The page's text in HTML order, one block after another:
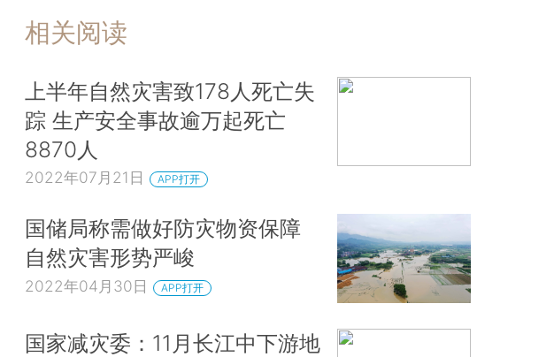
相关阅读
上半年自然灾害致178人死亡失
踪 生产安全事故逾万起死亡
8870人
2022年07月21日 APP打开
国储局称需做好防灾物资保障
自然灾害形势严峻
2022年04月30日 APP打开
国家减灾委：11月长江中下游地